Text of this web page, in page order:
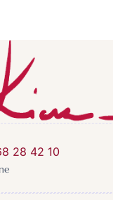
28 42 10